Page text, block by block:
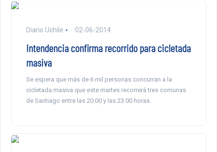
Diario Uchile 02-06-2014
Intendencia confirma recorrido para cicletada
masiva
Se espera que más de 6 mil personas concurran a la
cicletada masiva que este martes recorrerá tres comunas
de Santiago entre las 20.00 y las 23.00 horas.